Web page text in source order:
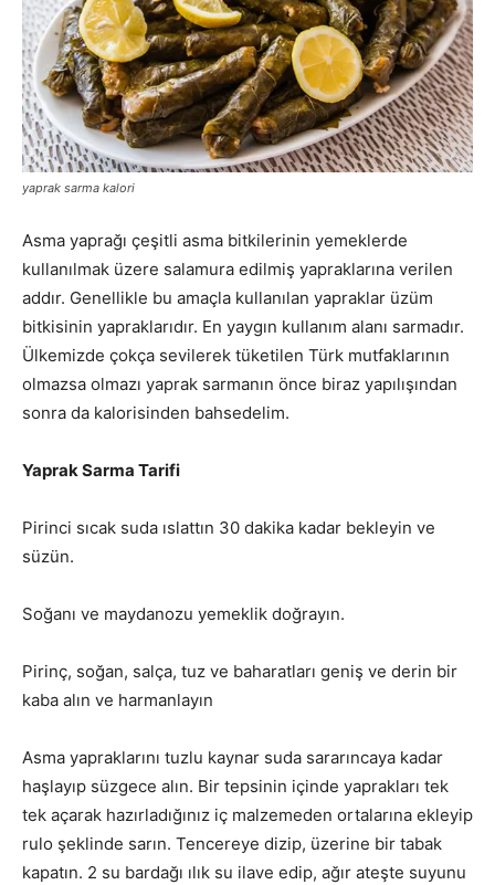
yaprak sarma kalori
Asma yaprağı çeşitli asma bitkilerinin yemeklerde
kullanılmak üzere salamura edilmiş yapraklarına verilen
addır. Genellikle bu amaçla kullanılan yapraklar üzüm
bitkisinin yapraklarıdır. En yaygın kullanım alanı sarmadır.
Ülkemizde çokça sevilerek tüketilen Türk mutfaklarının
olmazsa olmazı yaprak sarmanın önce biraz yapılışından
sonra da kalorisinden bahsedelim.
Yaprak Sarma Tarifi
Pirinci sıcak suda ıslattın 30 dakika kadar bekleyin ve
süzün.
Soğanı ve maydanozu yemeklik doğrayın.
Pirinç, soğan, salça, tuz ve baharatları geniş ve derin bir
kaba alın ve harmanlayın
Asma yapraklarını tuzlu kaynar suda sararıncaya kadar
haşlayıp süzgece alın. Bir tepsinin içinde yaprakları tek
tek açarak hazırladığınız iç malzemeden ortalarına ekleyip
rulo şeklinde sarın. Tencereye dizip, üzerine bir tabak
kapatın. 2 su bardağı ılık su ilave edip, ağır ateşte suyunu